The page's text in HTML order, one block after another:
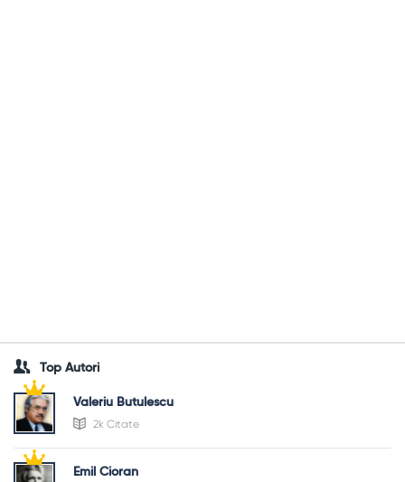
Top Autori
Valeriu Butulescu
2k Citate
Emil Cioran